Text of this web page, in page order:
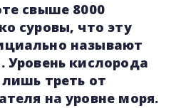
свыше 8000
суровы, что эту
называют
Уровень кислорода
треть от
на уровне моря.